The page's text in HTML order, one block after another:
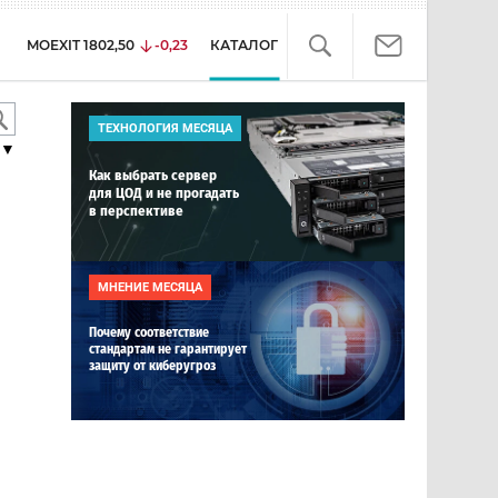
MOEXIT 1802,50 -0,23 КАТАЛОГ
ТЕХНОЛОГИЯ МЕСЯЦА
Как выбрать сервер
для ЦОД и не прогадать
в перспективе
МНЕНИЕ МЕСЯЦА
Почему соответствие
стандартам не гарантирует
защиту от киберугроз